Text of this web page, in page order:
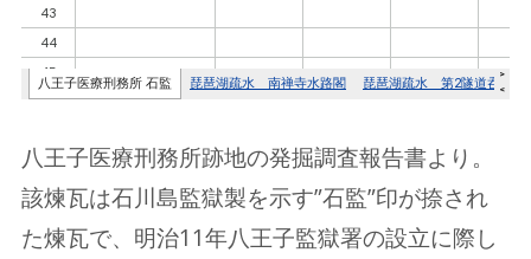
八王子医療刑務所跡地の発掘調査報告書より。
該煉瓦は石川島監獄製を示す”石監”印が捺され
た煉瓦で、明治11年八王子監獄署の設立に際し